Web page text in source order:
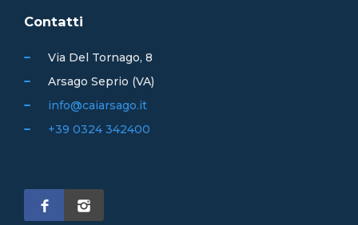
Contatti
Via Del Tornago, 8
Arsago Seprio (VA)
info@caiarsago.it
+39 0324 342400